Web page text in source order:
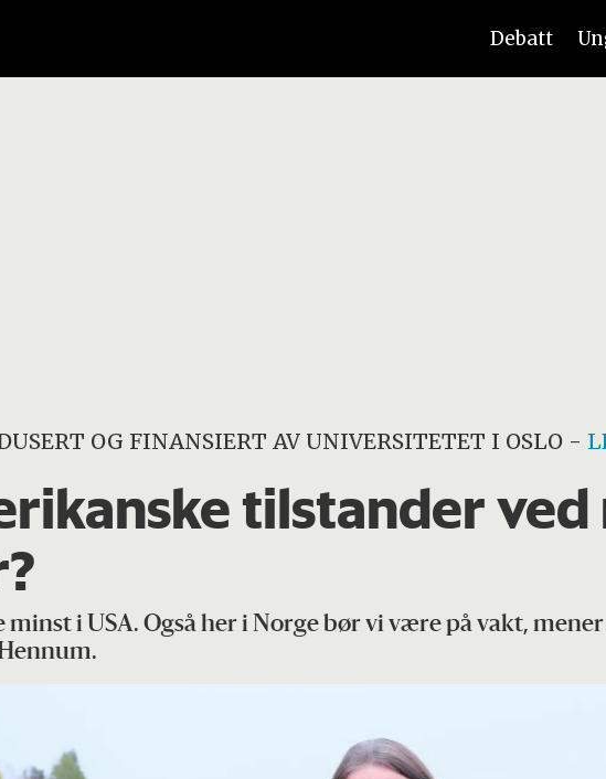
Debatt
OG FINANSIERT AV UNIVERSITETET I OSLO-
tilstander ved
i USA. Også her i Norge bør vi være på vakt,